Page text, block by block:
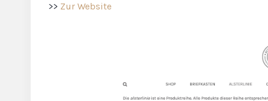
>> Zur Website